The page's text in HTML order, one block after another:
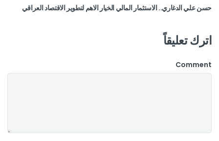
حسن علي الدغاري.. الاستثمار المالي الخيار الاهم لتطوير الاقتصاد العراقي
اترك تعليقاً
Comment